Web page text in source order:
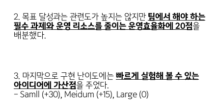
2. 목표 달성과는 관련도가 높지는 않지만 팀에서 해야 하는
필수 과제와 운영 리소스를 줄이는 운영효율화에 20점을
배분했다.
3. 마지막으로 구현 난이도에는 빠르게 실험해 볼 수 있는
아이디어에 가산점을 주었다.
- Samll (+30), Meidum (+15), Large (0)